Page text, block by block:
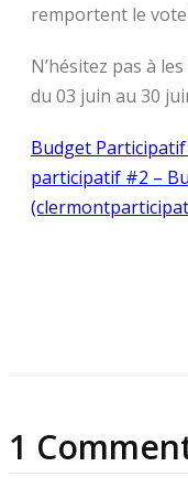
remportent le vote
N’hésitez pas à
du 03 juin au 30
Budget
participatif #2 –
1